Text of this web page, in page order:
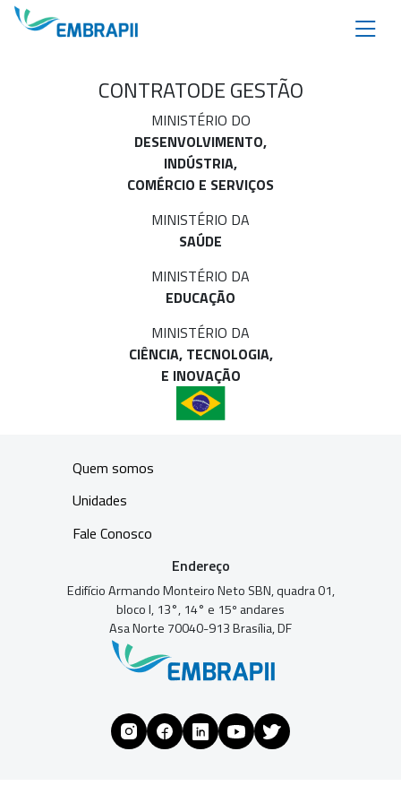
CONTRATODE GESTÃO
MINISTÉRIO DO
DESENVOLVIMENTO,
INDÚSTRIA,
COMÉRCIO E SERVIÇOS
MINISTÉRIO DA
SAÚDE
MINISTÉRIO DA
EDUCAÇÃO
MINISTÉRIO DA
CIÊNCIA, TECNOLOGIA,
E INOVAÇÃO
Quem somos
Unidades
Fale Conosco
Endereço
Edifício Armando Monteiro Neto SBN, quadra 01,
bloco I, 13°, 14° e 15º andares
Asa Norte 70040-913 Brasília, DF